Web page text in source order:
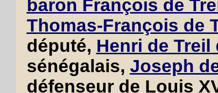
baron François de
Thomas-François de
député, Henri de
sénégalais, Joseph
défenseur de Louis